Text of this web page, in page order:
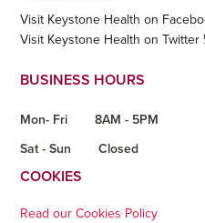
Visit Keystone Health on
Visit Keystone Health on Twitter
BUSINESS HOURS
Mon- Fri
8AM - 5PM
Sat - Sun
Closed
COOKIES
Read our Cookies Policy